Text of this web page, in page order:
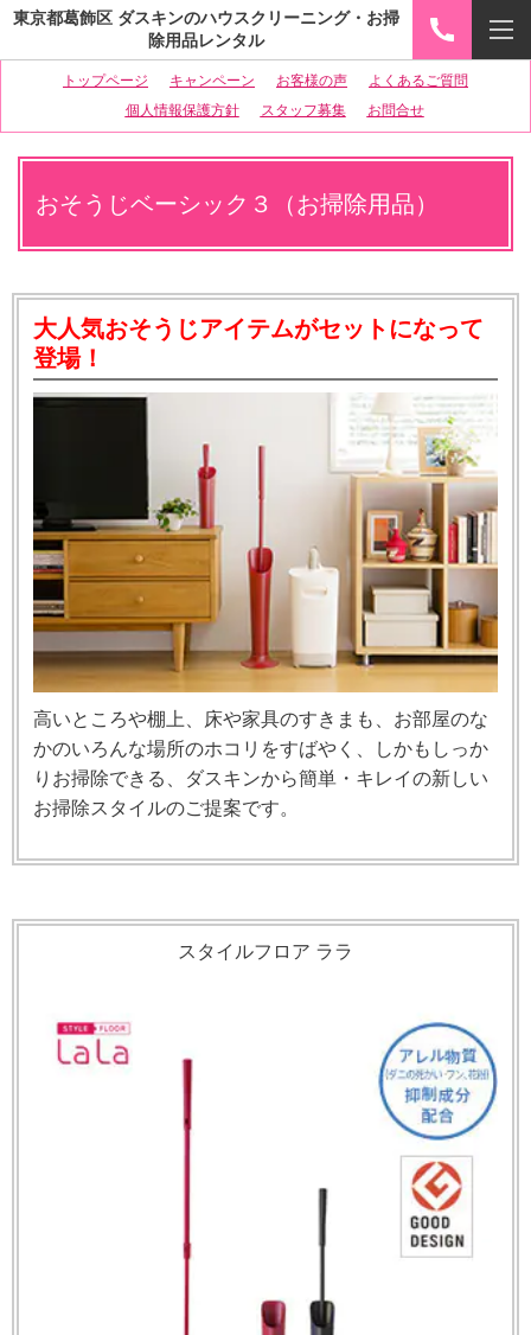
東京都葛飾区 ダスキンのハウスクリーニング・お掃
除用品レンタル
トップページ キャンペーン お客様の声
よくあるご質問
個人情報保護方針
スタッフ募集 お問合せ
おそうじベーシック３（お掃除用品）
大人気おそうじアイテムがセットになって
登場！
高いところや棚上、床や家具のすきまも、お部屋のな
かのいろんな場所のホコリをすばやく、しかもしっか
りお掃除できる、ダスキンから簡単・キレイの新しい
お掃除スタイルのご提案です。
スタイルフロア ララ